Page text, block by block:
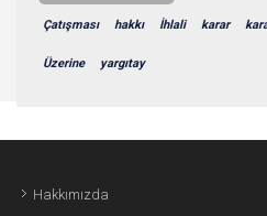
Çatışması hakkı İhlali karar
Üzerine yargıtay
Hakkımızda